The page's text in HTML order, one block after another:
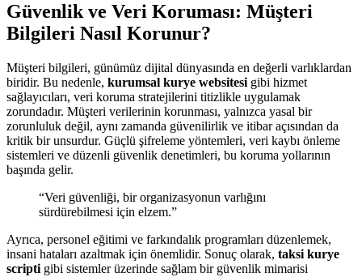
Güvenlik ve Veri Koruması: Müşteri
Bilgileri Nasıl Korunur?
Müşteri bilgileri, günümüz dijital dünyasında en değerli varlıklardan
biridir. Bu nedenle, kurumsal kurye websitesi gibi hizmet
sağlayıcıları, veri koruma stratejilerini titizlikle uygulamak
zorundadır. Müşteri verilerinin korunması, yalnızca yasal bir
zorunluluk değil, aynı zamanda güvenilirlik ve itibar açısından da
kritik bir unsurdur. Güçlü şifreleme yöntemleri, veri kaybı önleme
sistemleri ve düzenli güvenlik denetimleri, bu koruma yollarının
başında gelir.
“Veri güvenliği, bir organizasyonun varlığını
sürdürebilmesi için elzem.”
Ayrıca, personel eğitimi ve farkındalık programları düzenlemek,
insani hataları azaltmak için önemlidir. Sonuç olarak, taksi kurye
scripti gibi sistemler üzerinde sağlam bir güvenlik mimarisi